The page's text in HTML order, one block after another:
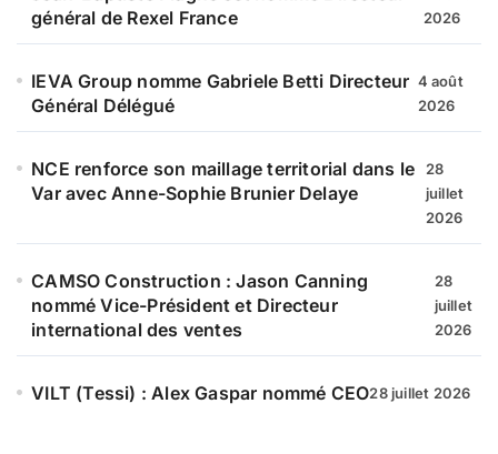
général de Rexel France
2026
IEVA Group nomme Gabriele Betti Directeur
Général Délégué
4 août
2026
NCE renforce son maillage territorial dans le
Var avec Anne-Sophie Brunier Delaye
28
juillet
2026
CAMSO Construction : Jason Canning
nommé Vice-Président et Directeur
international des ventes
28
juillet
2026
VILT (Tessi) : Alex Gaspar nommé CEO28 juillet 2026